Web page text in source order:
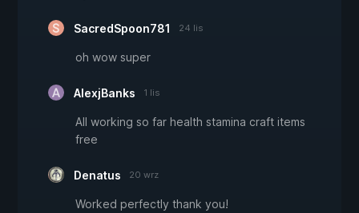
SacredSpoon781 24 lis
oh wow super
AlexjBanks 1 lis
All working so far health stamina craft items
free
Denatus 20 wrz
Worked perfectly thank you!